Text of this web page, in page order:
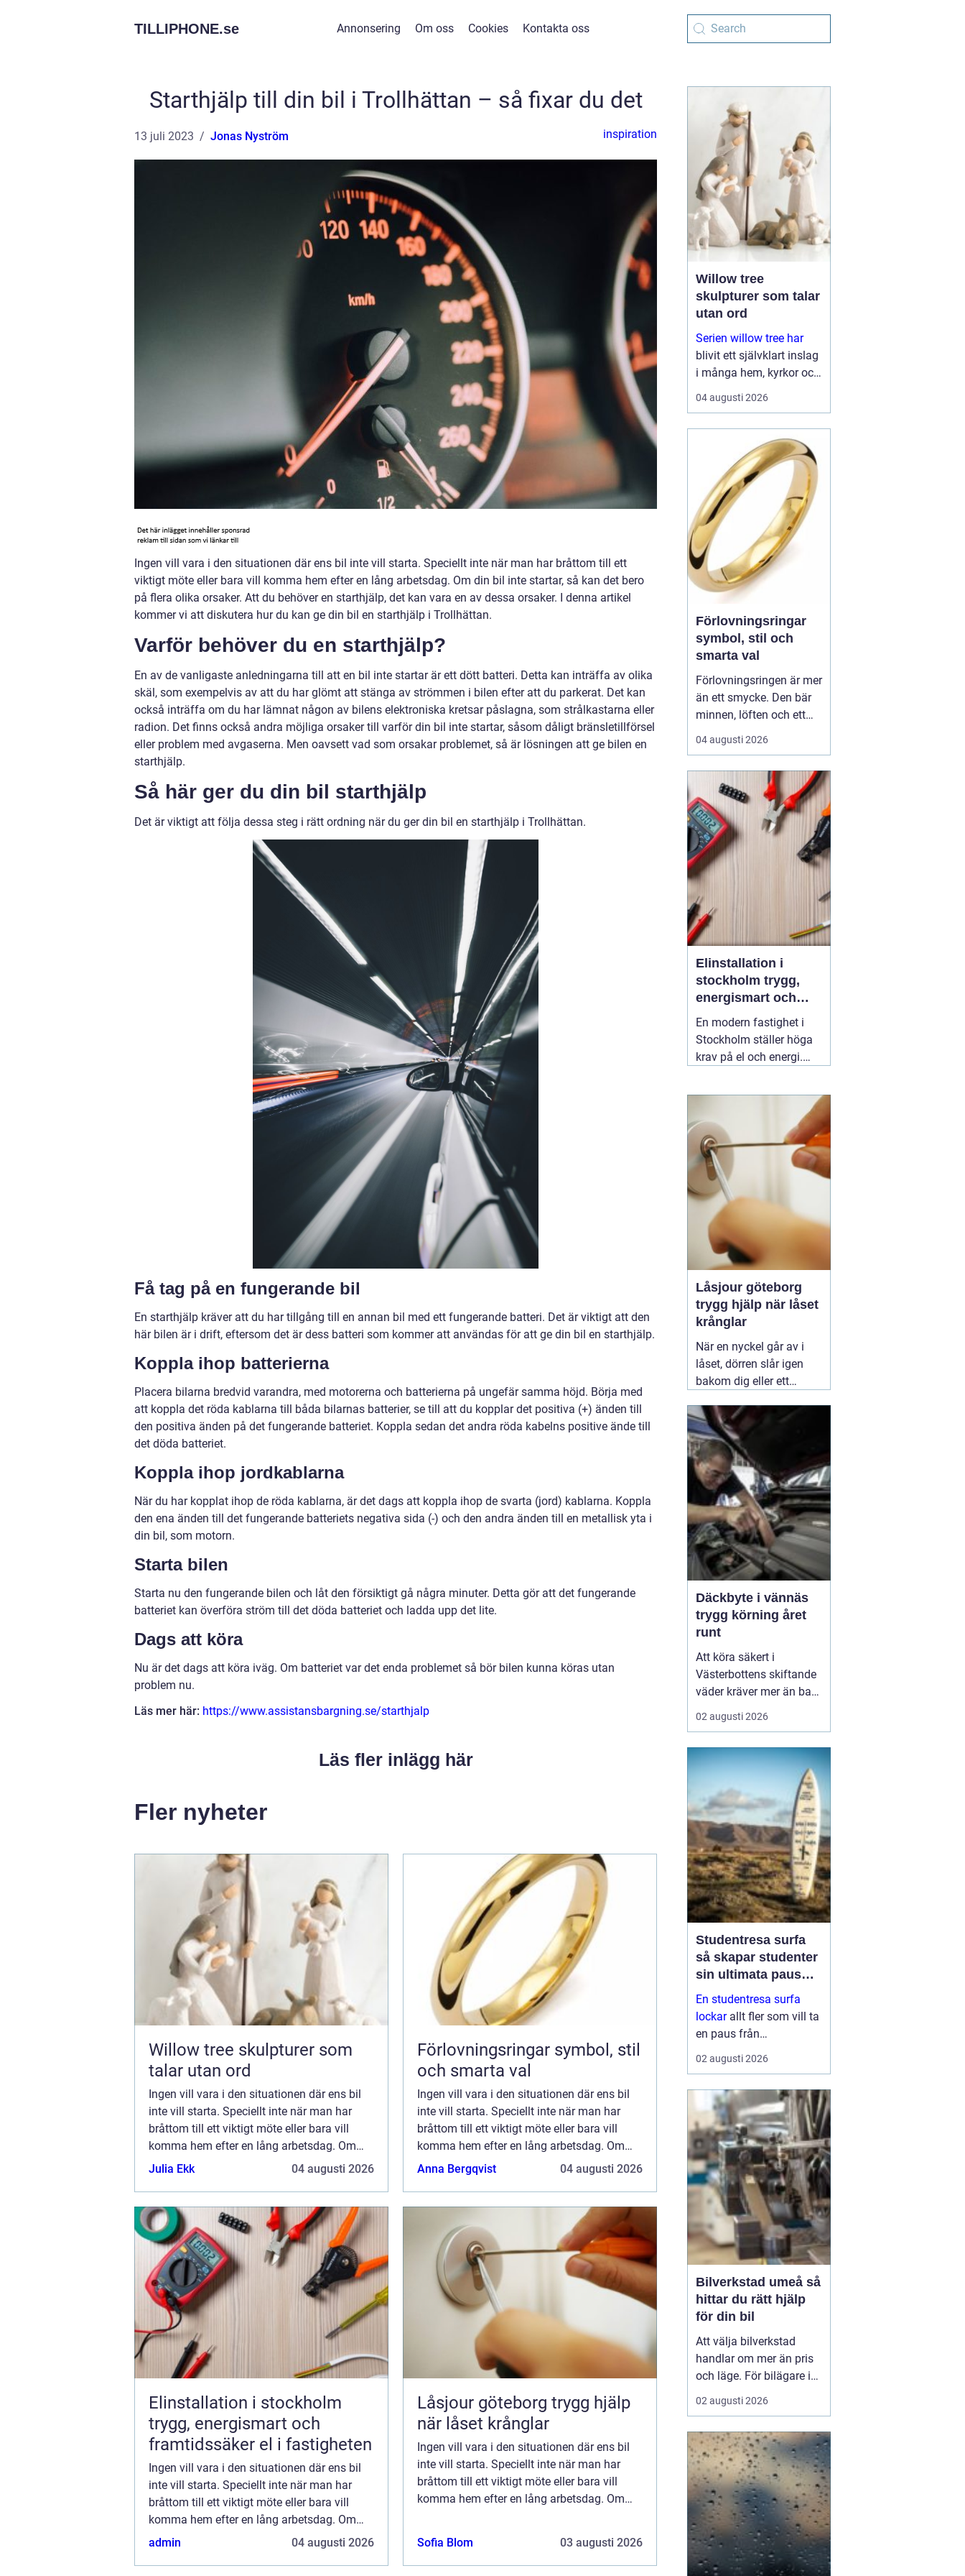
TILLIPHONE.se Annonsering Om oss Cookies Kontakta oss
Starthjälp till din bil i Trollhättan – så fixar du det
13 juli 2023 Jonas Nyström inspiration
Ingen vill vara i den situationen där ens bil inte vill starta. Speciellt inte när man har bråttom till ett
viktigt möte eller bara vill komma hem efter en lång arbetsdag. Om din bil inte startar, så kan det bero
på flera olika orsaker. Att du behöver en starthjälp, det kan vara en av dessa orsaker. I denna artikel
kommer vi att diskutera hur du kan ge din bil en starthjälp i Trollhättan.
Varför behöver du en starthjälp?
En av de vanligaste anledningarna till att en bil inte startar är ett dött batteri. Detta kan inträffa av olika
skäl, som exempelvis av att du har glömt att stänga av strömmen i bilen efter att du parkerat. Det kan
också inträffa om du har lämnat någon av bilens elektroniska kretsar påslagna, som strålkastarna eller
radion. Det finns också andra möjliga orsaker till varför din bil inte startar, såsom dåligt bränsletillförsel
eller problem med avgaserna. Men oavsett vad som orsakar problemet, så är lösningen att ge bilen en
starthjälp.
Så här ger du din bil starthjälp
Det är viktigt att följa dessa steg i rätt ordning när du ger din bil en starthjälp i Trollhättan.
Få tag på en fungerande bil
En starthjälp kräver att du har tillgång till en annan bil med ett fungerande batteri. Det är viktigt att den
här bilen är i drift, eftersom det är dess batteri som kommer att användas för att ge din bil en starthjälp.
Koppla ihop batterierna
Placera bilarna bredvid varandra, med motorerna och batterierna på ungefär samma höjd. Börja med
att koppla det röda kablarna till båda bilarnas batterier, se till att du kopplar det positiva (+) änden till
den positiva änden på det fungerande batteriet. Koppla sedan det andra röda kabelns positive ände till
det döda batteriet.
Koppla ihop jordkablarna
När du har kopplat ihop de röda kablarna, är det dags att koppla ihop de svarta (jord) kablarna. Koppla
den ena änden till det fungerande batteriets negativa sida (-) och den andra änden till en metallisk yta i
din bil, som motorn.
Starta bilen
Starta nu den fungerande bilen och låt den försiktigt gå några minuter. Detta gör att det fungerande
batteriet kan överföra ström till det döda batteriet och ladda upp det lite.
Dags att köra
Nu är det dags att köra iväg. Om batteriet var det enda problemet så bör bilen kunna köras utan
problem nu.
Läs mer här: https://www.assistansbargning.se/starthjalp
Läs fler inlägg här
Fler nyheter
Willow tree skulpturer som
talar utan ord
Ingen vill vara i den situationen där ens bil
inte vill starta. Speciellt inte när man har
bråttom till ett viktigt möte eller bara vill
komma hem efter en lång arbetsdag. Om
din bil inte startar, så kan det bero p&ar...
Julia Ekk 04 augusti 2026
Förlovningsringar symbol, stil
och smarta val
Ingen vill vara i den situationen där ens bil
inte vill starta. Speciellt inte när man har
bråttom till ett viktigt möte eller bara vill
komma hem efter en lång arbetsdag. Om
din bil inte startar, så kan det bero p&ar...
Anna Bergqvist 04 augusti 2026
Elinstallation i stockholm
trygg, energismart och
framtidssäker el i fastigheten
Ingen vill vara i den situationen där ens bil
inte vill starta. Speciellt inte när man har
bråttom till ett viktigt möte eller bara vill
komma hem efter en lång arbetsdag. Om
din bil inte startar, så kan det bero p&ar...
admin 04 augusti 2026
Låsjour göteborg trygg hjälp
när låset krånglar
Ingen vill vara i den situationen där ens bil
inte vill starta. Speciellt inte när man har
bråttom till ett viktigt möte eller bara vill
komma hem efter en lång arbetsdag. Om
Sofia Blom
03 augusti 2026
Willow tree
skulpturer som talar
utan ord
Serien willow tree har
blivit ett självklart inslag
i många hem, kyrkor och
arbetsrum. De stilla
figurerna utan ansikten
känslor. De uttrycker
kärlek, sorg, hopp och
tacksa...
04 augusti 2026
Förlovningsringar
symbol, stil och
smarta val
Förlovningsringen är mer
än ett smycke. Den bär
minnen, löften och ett
vardagsliv tillsammans.
Samtidigt innebär valet
vilket material håller
bäst, hur skiljer sig olika
stilar åt och hur hittar
man rätt storlek utan
stress? Med...
04 augusti 2026
Elinstallation i
stockholm trygg,
energismart och
framtidssäker el i
fastigheten
En modern fastighet i
Stockholm ställer höga
krav på el och energi.
värmepumpar,
ventilation, laddboxar
och solcellsbatterier ska
fungera tillsammans
säkert, effektivt och utan
onödigt krångel. En
augusti 2026
Låsjour göteborg
trygg hjälp när låset
krånglar
När en nyckel går av i
låset, dörren slår igen
bakom dig eller ett
och karm, uppstår ofta
stress och osäkerhet. I
den stunden spelar
klockslaget ingen roll du
behöver hjälp direkt. En
03 augusti 2026
Däckbyte i vännäs
trygg körning året
runt
Att köra säkert i
Västerbottens skiftande
väder kräver mer än bara
ett körkort och en pålitlig
bil. Däckens skick och
roll för både
bromssträcka, kontroll
och komfort. I en ort
som Vännäs, där
vintrarna ofta är långa
och vägar...
02 augusti 2026
Studentresa surfa
så skapar studenter
sin ultimata paus
från plugget
En studentresa surfa
lockarallt fler som vill ta
en paus från
föreläsningar, tentaplugg
och sena kvällar i
både fysisk utmaning
och mental
återhämtning, samtidigt
som ...
02 augusti 2026
Bilverkstad umeå så
hittar du rätt hjälp
för din bil
Att välja bilverkstad
handlar om mer än pris
och läge. För bilägare i
Umeå väger trygghet,
tillgänglighet och tydliga
tungt. Enmodern
bilverkst...
02 augusti 2026